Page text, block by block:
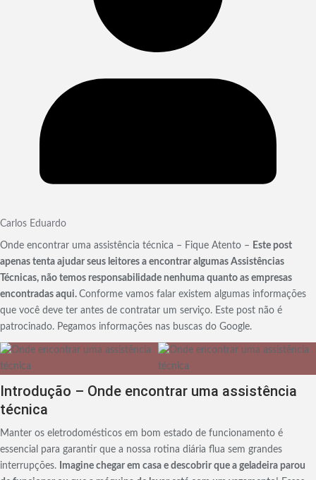
Carlos Eduardo
Onde encontrar uma assistência técnica – Fique Atento – Este post
apenas tenta ajudar seus leitores a encontrar algumas Assistências
Técnicas, não temos responsabilidade nenhuma quanto as empresas
encontradas aqui. Conforme vamos falar existem algumas informações
que você deve ter antes de contratar um serviço. Este post não é
patrocinado. Pegamos informações nas buscas do Google.
Introdução – Onde encontrar uma assistência
técnica
Manter os eletrodomésticos em bom estado de funcionamento é
essencial para garantir que a nossa rotina diária flua sem grandes
interrupções.
Imagine chegar em casa e descobrir que a geladeira parou